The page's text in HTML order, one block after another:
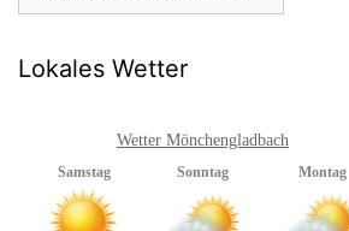
Lokales Wetter
Wetter Mönchengladbach